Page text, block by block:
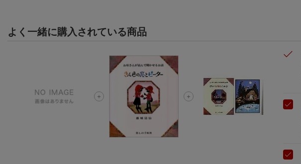
よく一緒に購入されている商品